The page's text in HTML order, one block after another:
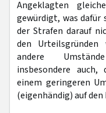
Angeklagten
gewürdigt, was dafür
der Strafen darauf
den Urteilsgründen
andere
insbesondere
einem geringeren
(eigenhändig) auf